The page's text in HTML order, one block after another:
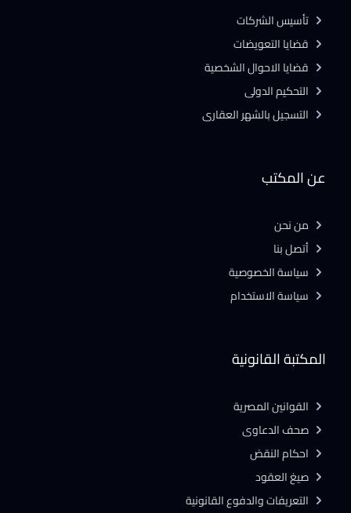
المكتبة القانونية
القوانين المصرية
صحف الدعاوى
احكام النقض
صيغ العقود
التعريفات والدفوع القانونية
عن المكتب
من نحن
أتصل بنا
سياسة الخصوصية
سياسة الاستخدام
تأسيس الشركات
قضايا التعويضات
قضايا الاحوال الشخصية
التحكيم الدولى
التسجيل بالشهر العقارى